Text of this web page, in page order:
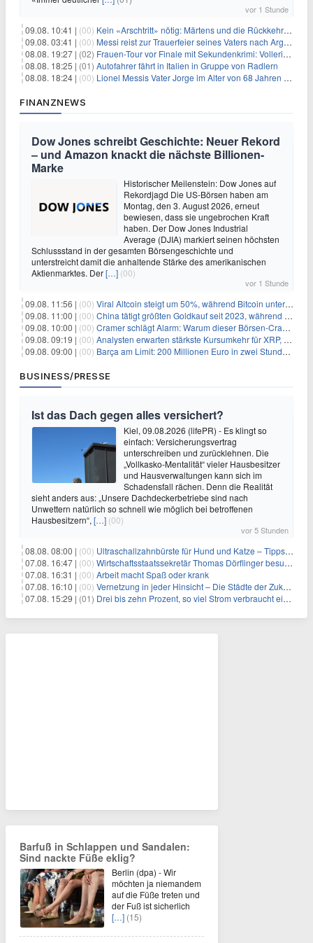
vor 1 Stunde
09.08. 10:41 | (00) Kein «Arschtritt» nötig: Märtens und die Rückkehr nach Paris
09.08. 03:41 | (00) Messi reist zur Trauerfeier seines Vaters nach Argentinien
08.08. 19:27 | (02) Frauen-Tour vor Finale mit Sekundenkrimi: Vollering in Gelb
08.08. 18:25 | (01) Autofahrer fährt in Italien in Gruppe von Radlern
08.08. 18:24 | (00) Lionel Messis Vater Jorge im Alter von 68 Jahren gestorben
FINANZNEWS
Dow Jones schreibt Geschichte: Neuer Rekord
– und Amazon knackt die nächste Billionen-
Marke
Historischer Meilenstein: Dow Jones auf
Rekordjagd Die US-Börsen haben am
Montag, den 3. August 2026, erneut
bewiesen, dass sie ungebrochen Kraft
haben. Der Dow Jones Industrial
Average (DJIA) markiert seinen höchsten
Schlussstand in der gesamten Börsengeschichte und
unterstreicht damit die anhaltende Stärke des amerikanischen
Aktienmarktes. Der[…] (00)
vor 1 Stunde
09.08. 11:56 | (00) Viral Altcoin steigt um 50%, während Bitcoin unter $65.000 fällt
09.08. 11:00 | (00) China tätigt größten Goldkauf seit 2023, während Goldpreis um 8% steigt
09.08. 10:00 | (00) Cramer schlägt Alarm: Warum dieser Börsen-Crash die beste Einstiegschance seit Monaten ist
09.08. 09:19 | (00) Analysten erwarten stärkste Kursumkehr für XRP, während Polymarket skeptisch bleibt
09.08. 09:00 | (00) Barça am Limit: 200 Millionen Euro in zwei Stunden – warum dieser Schuldentrip hochgefährlich wird
BUSINESS/PRESSE
Ist das Dach gegen alles versichert?
Kiel, 09.08.2026 (lifePR) - Es klingt so
einfach: Versicherungsvertrag
unterschreiben und zurücklehnen. Die
„Vollkasko-Mentalität“ vieler Hausbesitzer
und Hausverwaltungen kann sich im
Schadensfall rächen. Denn die Realität
sieht anders aus: „Unsere Dachdeckerbetriebe sind nach
Unwettern natürlich so schnell wie möglich bei betroffenen
Hausbesitzern“, […] (00)
vor 5 Stunden
08.08. 08:00 | (00) Ultraschallzahnbürste für Hund und Katze – Tipps zur erfolgreichen Eingewöhnung
07.08. 16:47 | (00) Wirtschaftsstaatssekretär Thomas Dörflinger besucht Handwerksbetrieb im Kammerbezirk Freiburg
07.08. 16:31 | (00) Arbeit macht Spaß oder krank
07.08. 16:10 | (00) Vernetzung in jeder Hinsicht – Die Städte der Zukunft sind grün-blau
07.08. 15:29 | (01) Drei bis zehn Prozent, so viel Strom verbraucht ein Aufzug im Gebäude
Barfuß in Schlappen und Sandalen:
Sind nackte Füße eklig?
Berlin (dpa) - Wir
möchten ja niemandem
auf die Füße treten und
der Fuß ist sicherlich
[…] (15)